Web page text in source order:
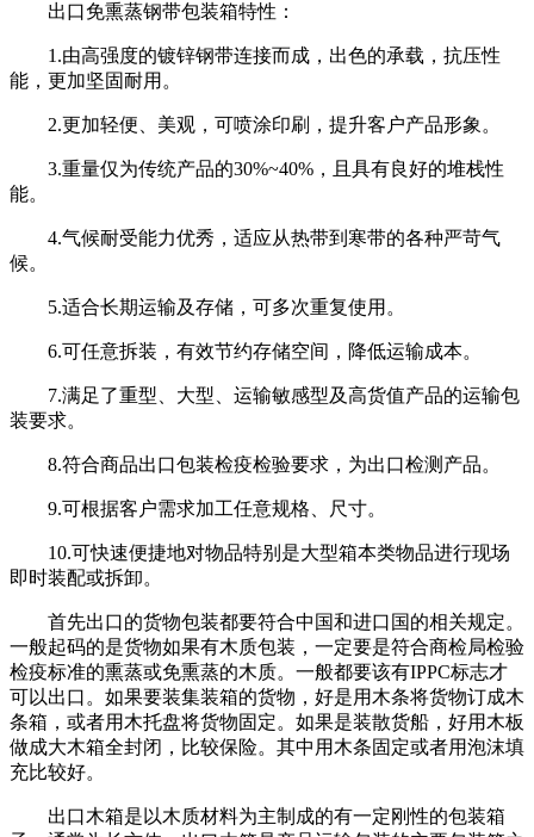
出口免熏蒸钢带包装箱特性：
1.由高强度的镀锌钢带连接而成，出色的承载，抗压性
能，更加坚固耐用。
2.更加轻便、美观，可喷涂印刷，提升客户产品形象。
3.重量仅为传统产品的30%~40%，且具有良好的堆栈性
能。
4.气候耐受能力优秀，适应从热带到寒带的各种严苛气
候。
5.适合长期运输及存储，可多次重复使用。
6.可任意拆装，有效节约存储空间，降低运输成本。
7.满足了重型、大型、运输敏感型及高货值产品的运输包
装要求。
8.符合商品出口包装检疫检验要求，为出口检测产品。
9.可根据客户需求加工任意规格、尺寸。
10.可快速便捷地对物品特别是大型箱本类物品进行现场
即时装配或拆卸。
首先出口的货物包装都要符合中国和进口国的相关规定。
一般起码的是货物如果有木质包装，一定要是符合商检局检验
检疫标准的熏蒸或免熏蒸的木质。一般都要该有IPPC标志才
可以出口。如果要装集装箱的货物，好是用木条将货物订成木
条箱，或者用木托盘将货物固定。如果是装散货船，好用木板
做成大木箱全封闭，比较保险。其中用木条固定或者用泡沫填
充比较好。
出口木箱是以木质材料为主制成的有一定刚性的包装箱